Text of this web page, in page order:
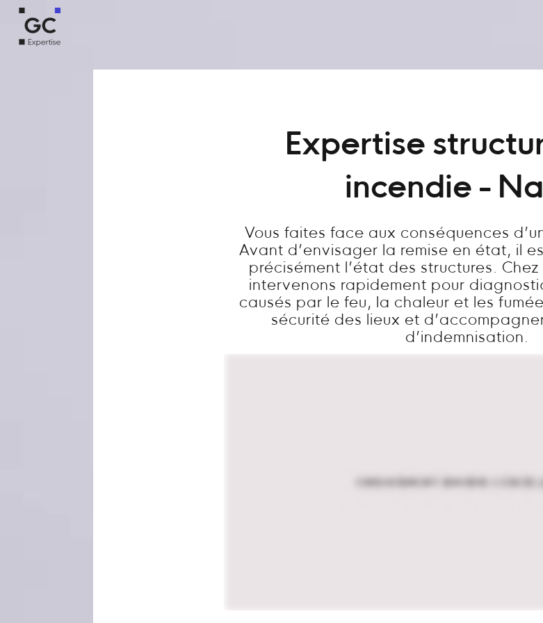
Expertise
incendie -
Vous faites face aux conséquences
Avant d’envisager la remise en état, il
précisément l’état des structures.
intervenons rapidement pour
causés par le feu, la chaleur et les
sécurité des lieux et
d’indemnisation.